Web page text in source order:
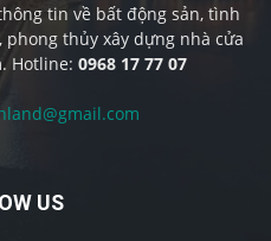
tin về bất động sản, tình
thủy xây dựng nhà cửa
Hotline: 0968 17 77 07
US